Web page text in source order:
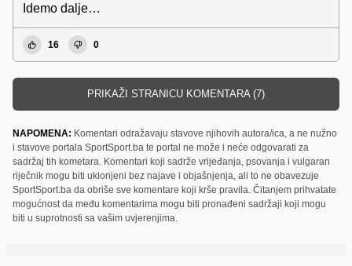
Idemo dalje…
16 0
PRIKAŽI STRANICU KOMENTARA (7)
NAPOMENA: Komentari odražavaju stavove njihovih autora/ica, a ne nužno
i stavove portala SportSport.ba te portal ne može i neće odgovarati za
sadržaj tih kometara. Komentari koji sadrže vrijeđanja, psovanja i vulgaran
riječnik mogu biti uklonjeni bez najave i objašnjenja, ali to ne obavezuje
SportSport.ba da obriše sve komentare koji krše pravila. Čitanjem prihvatate
mogućnost da među komentarima mogu biti pronađeni sadržaji koji mogu
biti u suprotnosti sa vašim uvjerenjima.